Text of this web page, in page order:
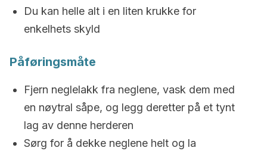
Du kan helle alt i en liten krukke for
enkelhets skyld
Påføringsmåte
Fjern neglelakk fra neglene, vask dem med
en nøytral såpe, og legg deretter på et tynt
lag av denne herderen
Sørg for å dekke neglene helt og la